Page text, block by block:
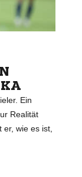
Ein
Realität
er, wie es ist,